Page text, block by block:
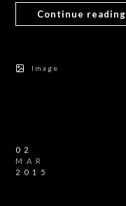
Continue reading
Image
02
MAR
2015